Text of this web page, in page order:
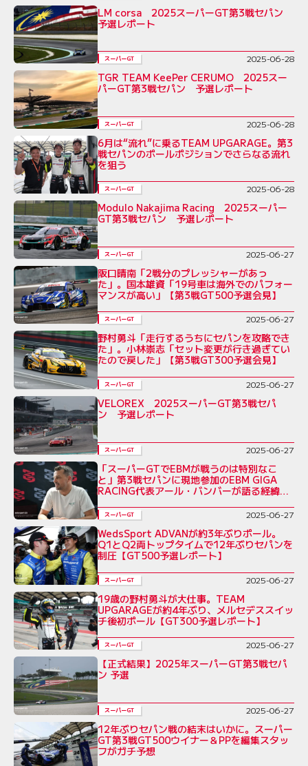
LM corsa 2025スーパーGT第3戦セパン
予選レポート
スーパーGT 2025-06-28
TGR TEAM KeePer CERUMO 2025スー
パーGT第3戦セパン 予選レポート
スーパーGT 2025-06-28
6月は“流れ”に乗るTEAM UPGARAGE。第3
戦セパンのポールポジションでさらなる流れ
を狙う
スーパーGT 2025-06-28
Modulo Nakajima Racing 2025スーパー
GT第3戦セパン 予選レポート
スーパーGT 2025-06-27
阪口晴南「2戦分のプレッシャーがあっ
た」。国本雄資「19号車は海外でのパフォー
マンスが高い」【第3戦GT500予選会見】
スーパーGT 2025-06-27
野村勇斗「走行するうちにセパンを攻略でき
た」。小林崇志「セット変更が行き過ぎてい
たので戻した」【第3戦GT300予選会見】
スーパーGT 2025-06-27
VELOREX 2025スーパーGT第3戦セパ
ン 予選レポート
スーパーGT 2025-06-27
「スーパーGTでEBMが戦うのは特別なこ
と」第3戦セパンに現地参加のEBM GIGA
RACING代表アール・バンバーが語る経緯と
スーパーGT 2025-06-27
WedsSport ADVANが約3年ぶりポール。
Q1とQ2両トップタイムで12年ぶりセパンを
制圧【GT500予選レポート】
スーパーGT 2025-06-27
19歳の野村勇斗が大仕事。TEAM
UPGARAGEが約4年ぶり、メルセデススイッ
チ後初ポール【GT300予選レポート】
スーパーGT 2025-06-27
【正式結果】2025年スーパーGT第3戦セパ
ン 予選
スーパーGT 2025-06-27
12年ぶりセパン戦の結末はいかに。スーパー
GT第3戦GT500ウイナー＆PPを編集スタッ
フがガチ予想